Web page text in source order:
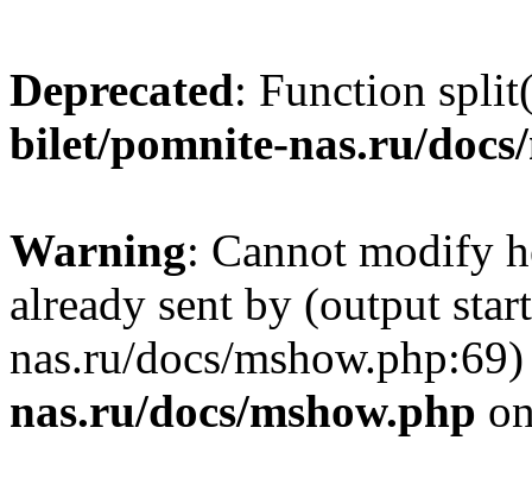
Deprecated: Function
bilet/pomnite-nas.ru/
Warning: Cannot modify
already sent by (output
nas.ru/docs/
nas.ru/docs/mshow.php